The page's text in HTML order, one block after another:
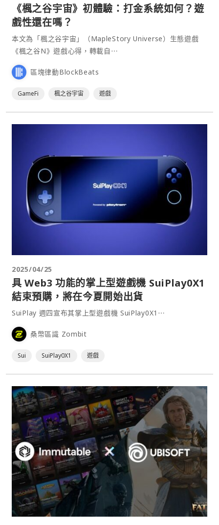
《楓之谷宇宙》初體驗：打金系統如何？遊
戲性還在嗎？
本文為「楓之谷宇宙」（MapleStory Universe）生態遊戲
《楓之谷N》遊戲心得，轉載自⋯
區塊律動BlockBeats
GameFi 楓之谷宇宙 遊戲
2025/04/25
具 Web3 功能的掌上型遊戲機 SuiPlay0X1
結束預購，將在今夏開始出貨
SuiPlay 週四宣布其掌上型遊戲機 SuiPlay0X1⋯
桑幣區識 Zombit
Sui SuiPlay0X1 遊戲